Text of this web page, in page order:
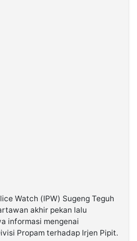
Watch (IPW) Sugeng Teguh
akhir pekan lalu
informasi mengenai
Propam terhadap Irjen Pipit.